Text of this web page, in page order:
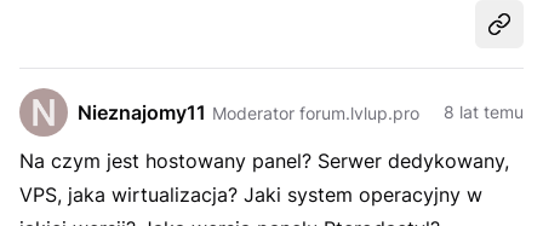
Nieznajomy11 Moderator forum.lvlup.pro 8 lat temu
Na czym jest hostowany panel? Serwer dedykowany,
VPS, jaka wirtualizacja? Jaki system operacyjny w